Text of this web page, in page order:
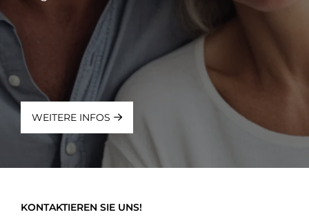
WEITERE INFOS
KONTAKTIEREN SIE UNS!